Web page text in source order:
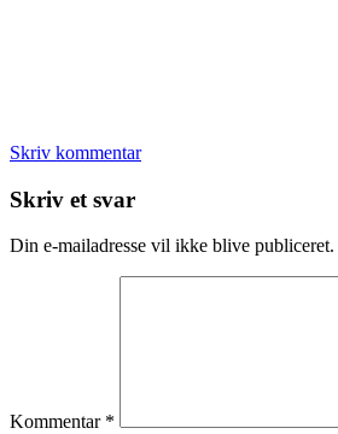
Skriv kommentar
Læserinteraktioner
Skriv et svar
Din e-mailadresse vil ikke blive publiceret.
Kommentar *